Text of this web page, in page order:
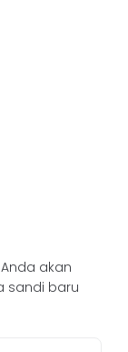
akan
sandi baru